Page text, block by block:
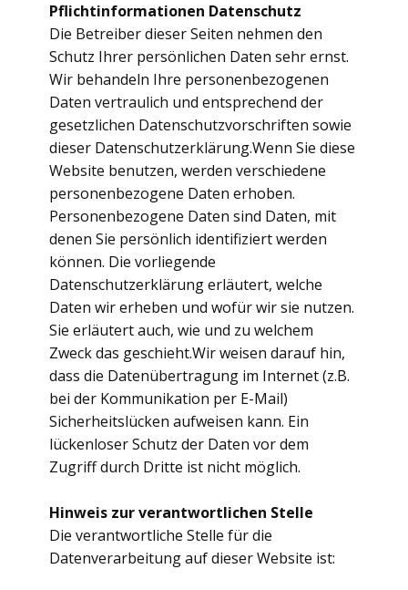
Pflichtinformationen Datenschutz
Die Betreiber dieser Seiten nehmen den
Schutz Ihrer persönlichen Daten sehr ernst.
Wir behandeln Ihre personenbezogenen
Daten vertraulich und entsprechend der
gesetzlichen Datenschutzvorschriften sowie
dieser Datenschutzerklärung.Wenn Sie diese
Website benutzen, werden verschiedene
personenbezogene Daten erhoben.
Personenbezogene Daten sind Daten, mit
denen Sie persönlich identifiziert werden
können. Die vorliegende
Datenschutzerklärung erläutert, welche
Daten wir erheben und wofür wir sie nutzen.
Sie erläutert auch, wie und zu welchem
Zweck das geschieht.Wir weisen darauf hin,
dass die Datenübertragung im Internet (z.B.
bei der Kommunikation per E-Mail)
Sicherheitslücken aufweisen kann. Ein
lückenloser Schutz der Daten vor dem
Zugriff durch Dritte ist nicht möglich.
Hinweis zur verantwortlichen Stelle
Die verantwortliche Stelle für die
Datenverarbeitung auf dieser Website ist: